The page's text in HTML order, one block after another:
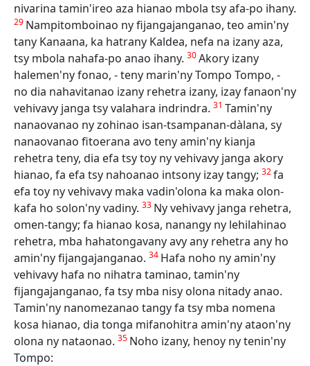
nivarina tamin'ireo aza hianao mbola tsy afa-po ihany.
29 Nampitomboinao ny fijangajanganao, teo amin'ny
tany Kanaana, ka hatrany Kaldea, nefa na izany aza,
tsy mbola nahafa-po anao ihany. 30Akory izany
halemen'ny fonao, - teny marin'ny Tompo Tompo, -
no dia nahavitanao izany rehetra izany, izay fanaon'ny
vehivavy janga tsy valahara indrindra. 31 Tamin'ny
nanaovanao ny zohinao isan-tsampanan-dàlana, sy
nanaovanao fitoerana avo teny amin'ny kianja
rehetra teny, dia efa tsy toy ny vehivavy janga akory
hianao, fa efa tsy nahoanao intsony izay tangy; 32fa
efa toy ny vehivavy maka vadin'olona ka maka olon-
kafa ho solon'ny vadiny. 33 Ny vehivavy janga rehetra,
omen-tangy; fa hianao kosa, nanangy ny lehilahinao
rehetra, mba hahatongavany avy any rehetra any ho
amin'ny fijangajanganao. 34 Hafa noho ny amin'ny
vehivavy hafa no nihatra taminao, tamin'ny
fijangajanganao, fa tsy mba nisy olona nitady anao.
Tamin'ny nanomezanao tangy fa tsy mba nomena
kosa hianao, dia tonga mifanohitra amin'ny ataon'ny
olona ny nataonao. 35 Noho izany, henoy ny tenin'ny
Tompo: